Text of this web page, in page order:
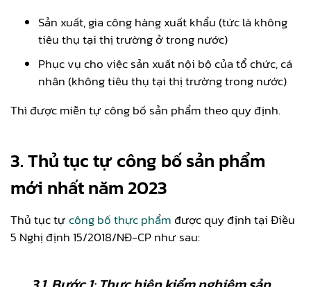
Sản xuất, gia công hàng xuất khẩu (tức là không
tiêu thụ tại thị trường ở trong nước)
Phục vụ cho việc sản xuất nội bộ của tổ chức, cá
nhân (không tiêu thụ tại thị trường trong nước)
Thì được miễn tự công bố sản phẩm theo quy định.
3.Thủ tục tự công bố sản phẩm
mới nhất năm 2023
Thủ tục tựcông bố thực phẩmđược quy định tại Điều
5 Nghị định 15/2018/NĐ-CP như sau: